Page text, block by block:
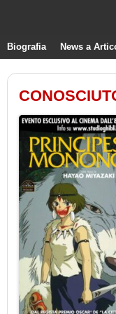
Biografia News a